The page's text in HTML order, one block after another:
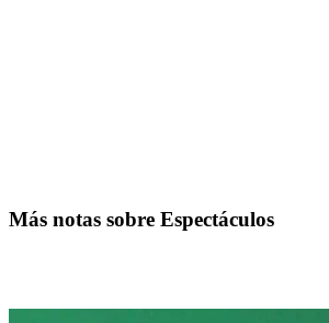
Más notas sobre Espectáculos